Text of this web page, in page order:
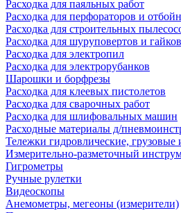
Расходка для паяльных работ
Расходка для перфораторов и
Расходка для строительных
Расходка для шуруповертов и
Расходка для электропил
Расходка для электрорубанков
Шарошки и борфрезы
Расходка для клеевых пистолетов
Расходка для сварочных работ
Расходка для шлифовальных машин
Расходные материалы д/
Тележки гидровлические, грузовые
Измерительно-разметочный
Гигрометры
Ручные рулетки
Видеоскопы
Анемометры, мегеоны (измерители)